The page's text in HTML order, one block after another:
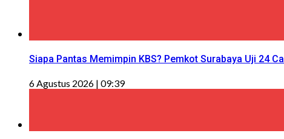
Siapa Pantas Memimpin KBS? Pemkot Surabaya Uji 24
6 Agustus 2026 | 09:39